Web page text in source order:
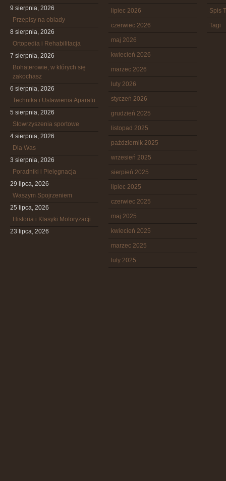
9 sierpnia, 2026
Przepisy na obiady
8 sierpnia, 2026
Ortopedia i Rehabilitacja
7 sierpnia, 2026
Bohaterowie, w których się
zakochasz
6 sierpnia, 2026
Technika i Ustawienia Aparatu
5 sierpnia, 2026
Stowrzyszenia sportowe
4 sierpnia, 2026
Dla Was
3 sierpnia, 2026
Poradniki i Pielęgnacja
29 lipca, 2026
Waszym Spojrzeniem
25 lipca, 2026
Historia i Klasyki Motoryzacji
23 lipca, 2026
lipiec 2026
czerwiec 2026
maj 2026
kwiecień 2026
marzec 2026
luty 2026
styczeń 2026
grudzień 2025
listopad 2025
październik 2025
wrzesień 2025
sierpień 2025
lipiec 2025
czerwiec 2025
maj 2025
kwiecień 2025
marzec 2025
luty 2025
Spis
Tagi